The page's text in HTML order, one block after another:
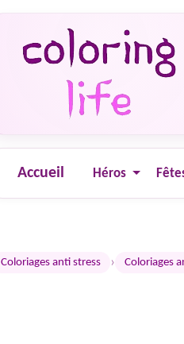
Accueil Héros
Coloriages anti stress › Coloriages